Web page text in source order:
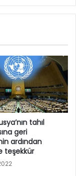
tahıl
geri
ardından
teşekkür